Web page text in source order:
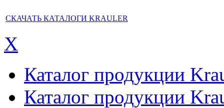
СКАЧАТЬ КАТАЛОГИ KRAULER
X
Каталог продукции
Каталог продукции